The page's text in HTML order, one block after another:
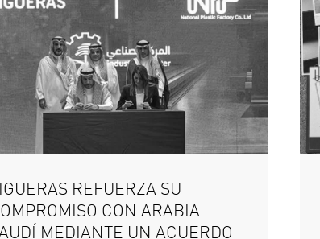
REFUERZA SU
CON ARABIA
MEDIANTE UN ACUERDO